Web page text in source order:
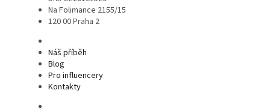
Na Folimance 2155/15
120 00 Praha 2
Náš příběh
Blog
Pro influencery
Kontakty